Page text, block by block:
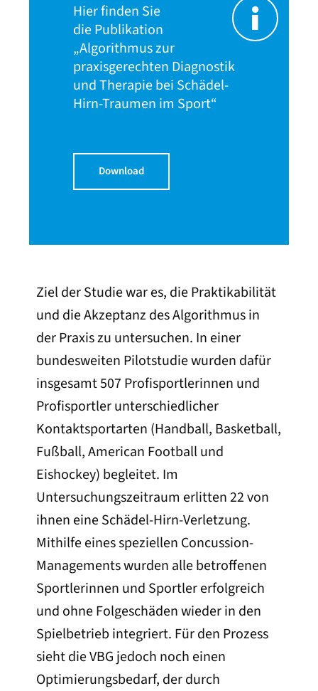
Hier finden Sie
die Publikation
„Algorithmus zur
praxisgerechten Diagnostik
und Therapie bei Schädel-
Hirn-Traumen im Sport“
Download
Ziel der Studie war es, die Praktikabilität
und die Akzeptanz des Algorithmus in
der Praxis zu untersuchen. In einer
bundesweiten Pilotstudie wurden dafür
insgesamt 507 Profisportlerinnen und
Profisportler unterschiedlicher
Kontaktsportarten (Handball, Basketball,
Fußball, American Football und
Eishockey) begleitet. Im
Untersuchungszeitraum erlitten 22 von
ihnen eine Schädel-Hirn-Verletzung.
Mithilfe eines speziellen Concussion-
Managements wurden alle betroffenen
Sportlerinnen und Sportler erfolgreich
und ohne Folgeschäden wieder in den
Spielbetrieb integriert. Für den Prozess
sieht die VBG jedoch noch einen
Optimierungsbedarf, der durch